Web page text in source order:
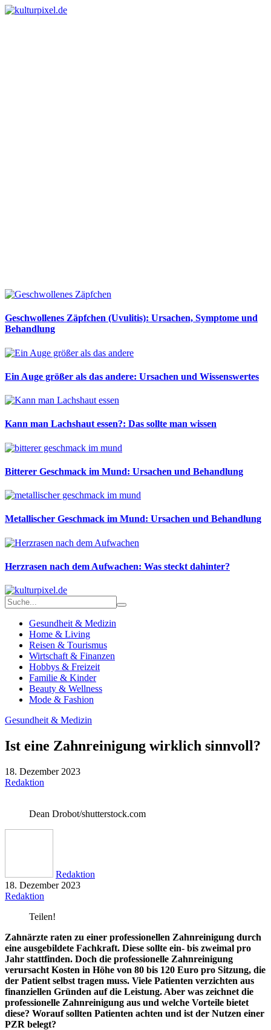
Geschwollenes Zäpfchen (Uvulitis): Ursachen, Symptome und
Behandlung
Ein Auge größer als das andere: Ursachen und Wissenswertes
Kann man Lachshaut essen?: Das sollte man wissen
Bitterer Geschmack im Mund: Ursachen und Behandlung
Metallischer Geschmack im Mund: Ursachen und Behandlung
Herzrasen nach dem Aufwachen: Was steckt dahinter?
Gesundheit & Medizin
Home & Living
Reisen & Tourismus
Wirtschaft & Finanzen
Hobbys & Freizeit
Familie & Kinder
Beauty & Wellness
Mode & Fashion
Gesundheit & Medizin
Ist eine Zahnreinigung wirklich sinnvoll?
18. Dezember 2023
Redaktion
Dean Drobot/shutterstock.com
Redaktion
18. Dezember 2023
Redaktion
Teilen!
Zahnärzte raten zu einer professionellen Zahnreinigung durch
eine ausgebildete Fachkraft. Diese sollte ein- bis zweimal pro
Jahr stattfinden. Doch die professionelle Zahnreinigung
verursacht Kosten in Höhe von 80 bis 120 Euro pro Sitzung, die
der Patient selbst tragen muss. Viele Patienten verzichten aus
finanziellen Gründen auf die Leistung. Aber was zeichnet die
professionelle Zahnreinigung aus und welche Vorteile bietet
diese? Worauf sollten Patienten achten und ist der Nutzen einer
PZR belegt?